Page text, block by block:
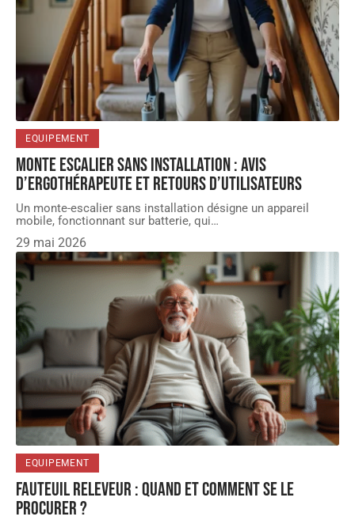
EQUIPEMENT
Monte escalier sans installation : avis
d’ergothérapeute et retours d’utilisateurs
Un monte-escalier sans installation désigne un appareil
mobile, fonctionnant sur batterie, qui…
29 mai 2026
EQUIPEMENT
Fauteuil releveur : quand et comment se le
procurer ?